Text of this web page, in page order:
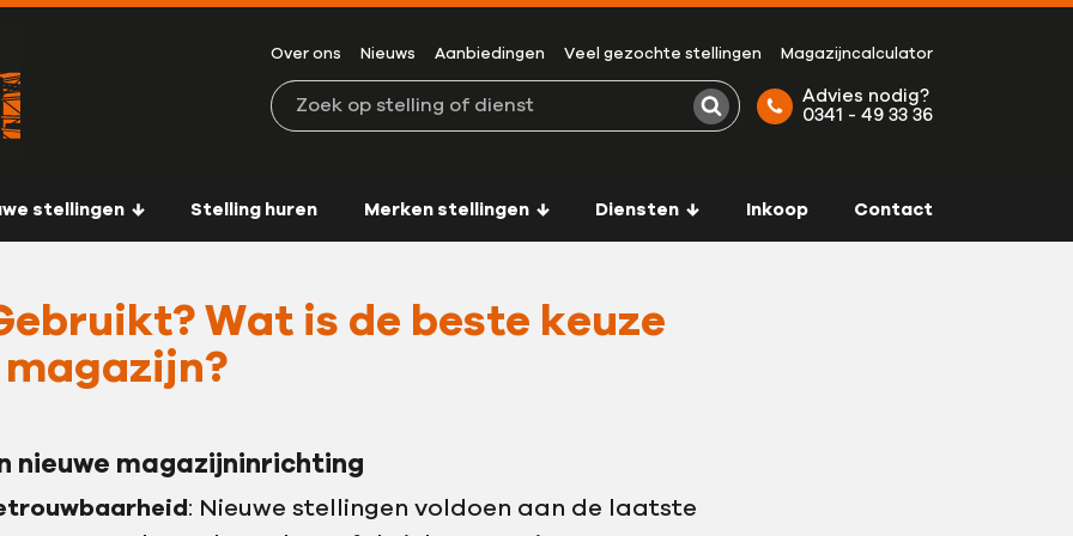
Over ons Nieuws Aanbiedingen Veel gezochte stellingen Magazijncalculator
Zoeken in de website
Zoeken
Advies nodig?
0341 - 49 33 36
stellingen Stelling huren Merken stellingen Diensten Inkoop Contact
Wat is de beste keuze
nieuwe magazijninrichting
: Nieuwe stellingen voldoen aan de laatste